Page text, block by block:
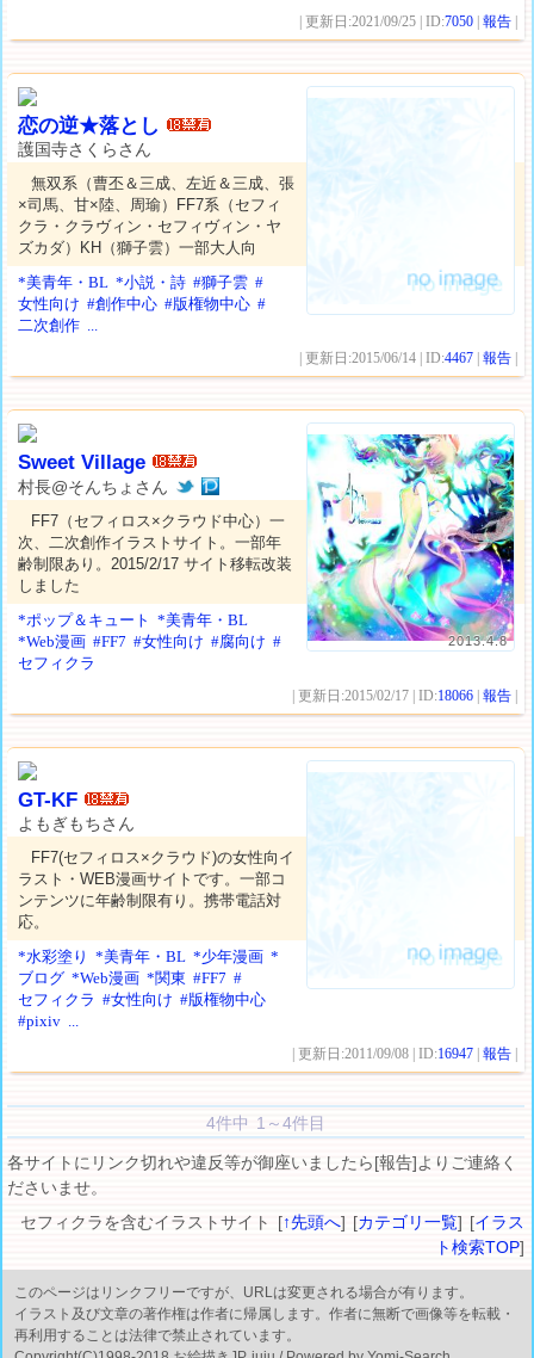
| 更新日:2021/09/25 | ID:7050 |報告
恋の逆★落とし
護国寺さくらさん
無双系（曹丕＆三成、左近＆三成、張
×司馬、甘×陸、周瑜）FF7系（セフィ
クラ・クラヴィン・セフィヴィン・ヤ
ズカダ）KH（獅子雲）一部大人向
*美青年・BL *小説・詩 #獅子雲 #
女性向け #創作中心 #版権物中心 #
二次創作 ...
| 更新日:2015/06/14 | ID:4467 |報告
2013.4.8
Sweet Village
村長@そんちょさん
FF7（セフィロス×クラウド中心）一
次、二次創作イラストサイト。一部年
齢制限あり。2015/2/17 サイト移転改装
しました
*ポップ＆キュート
*美青年・BL
*Web漫画 #FF7 #女性向け #腐向け #
セフィクラ
| 更新日:2015/02/17 | ID:18066 |報告
GT-KF
よもぎもちさん
FF7(セフィロス×クラウド)の女性向イ
ラスト・WEB漫画サイトです。一部コ
ンテンツに年齢制限有り。携帯電話対
応。
*水彩塗り
*美青年・BL *少年漫画 *
ブログ *Web漫画 *関東 #FF7 #
セフィクラ #女性向け #版権物中心
#pixiv ...
| 更新日:2011/09/08 | ID:16947 |報告
4件中 1～4件目
各サイトにリンク切れや違反等が御座いましたら[報告]よりご連絡く
ださいませ。
セフィクラを含むイラストサイト [↑先頭へ] [カテゴリ一覧] [イラス
ト検索TOP]
このページはリンクフリーですが、URLは変更される場合が有ります。
イラスト及び文章の著作権は作者に帰属します。作者に無断で画像等を転載・
再利用することは法律で禁止されています。